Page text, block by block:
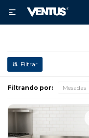

Filtrando por: Mesadas